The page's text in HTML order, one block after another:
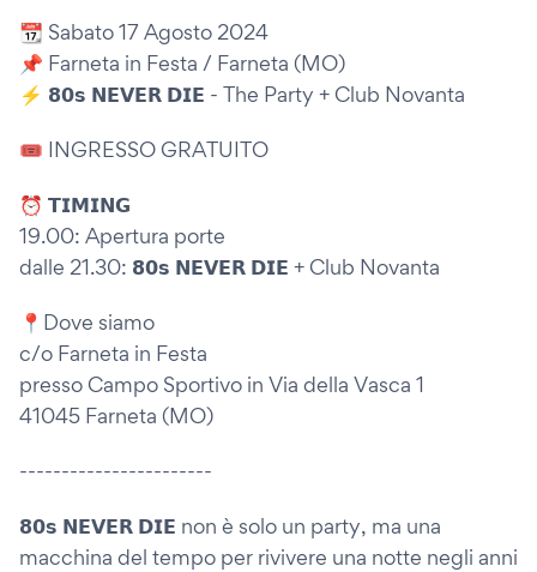
📆 Sabato 17 Agosto 2024
📌 Farneta in Festa / Farneta (MO)
⚡️ 𝟴𝟬𝘀 𝗡𝗘𝗩𝗘𝗥 𝗗𝗜𝗘 - The Party + Club Novanta
🎟️ INGRESSO GRATUITO
⏰ 𝗧𝗜𝗠𝗜𝗡𝗚
19.00: Apertura porte
dalle 21.30: 𝟴𝟬𝘀 𝗡𝗘𝗩𝗘𝗥 𝗗𝗜𝗘 + Club Novanta
📍Dove siamo
c/o Farneta in Festa
presso Campo Sportivo in Via della Vasca 1
41045 Farneta (MO)
-----------------------
𝟴𝟬𝘀 𝗡𝗘𝗩𝗘𝗥 𝗗𝗜𝗘 non è solo un party, ma una
macchina del tempo per rivivere una notte negli anni